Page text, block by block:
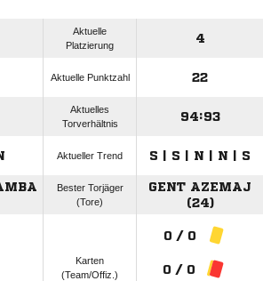
Aktuelle
Platzierung
4
Aktuelle Punktzahl 22
Aktuelles
Torverhältnis
94:93
Aktueller Trend S | S | N | N | S
Bester Torjäger
(Tore)
GENT AZEMAJ
(24)
Karten
(Team/Offiz.)
0 / 0
0 / 0